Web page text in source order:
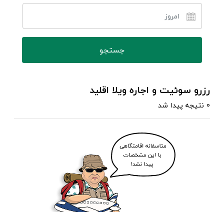
رزرو سوئیت و اجاره ویلا اقلید
0 نتیجه پیدا شد